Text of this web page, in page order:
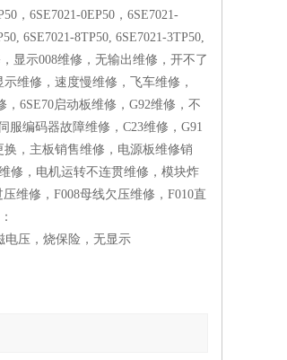
，6SE7021-0EP50，6SE7021-
6SE7021-8TP50, 6SE7021-3TP50,
显示008维修，无输出维修，开不了
维修，速度慢维修，飞车维修，
6SE70启动板维修，G92维修，不
服编码器故障维修，C23维修，G91
换，主板销售维修，电源板维修销
修，电机运转不连贯维修，模块炸
维修，F008母线欠压维修，F010直
电压，烧保险，无显示